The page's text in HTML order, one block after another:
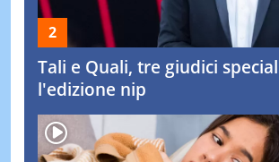
Tali e Quali, tre giudici
l'edizione nip